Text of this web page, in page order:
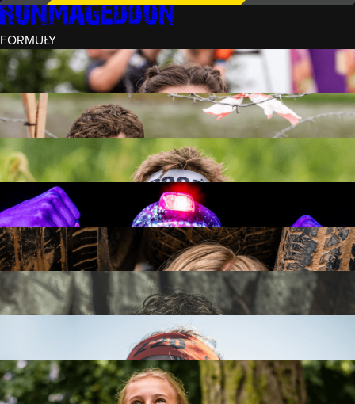
FORMUŁY
INTRO (¼)
15 PRZESZKÓD
3 KM+
REKRUT (½)
30 PRZESZKÓD
6 KM+
RUNMAGEDDON
50 PRZESZKÓD
12 KM+
NOCNY REKRUT (½)
30 PRZESZKÓD
6 KM+
INTRO U-16
15 PRZESZKÓD
3 KM+
RUNMAGEDDON HARDCORE
70 PRZESZKÓD
21 KM+
42 KM+
FAMILY
15 PRZESZKÓD
2 KM+